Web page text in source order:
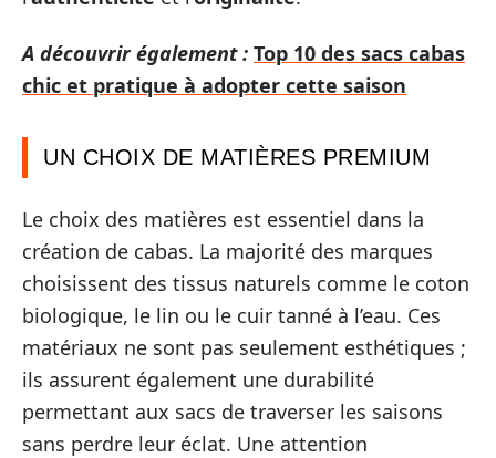
A découvrir également : Top 10 des sacs cabas
chic et pratique à adopter cette saison
UN CHOIX DE MATIÈRES PREMIUM
Le choix des matières est essentiel dans la
création de cabas. La majorité des marques
choisissent des tissus naturels comme le coton
biologique, le lin ou le cuir tanné à l’eau. Ces
matériaux ne sont pas seulement esthétiques ;
ils assurent également une durabilité
permettant aux sacs de traverser les saisons
sans perdre leur éclat. Une attention